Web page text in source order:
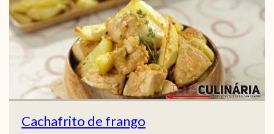
Cachafrito de frango